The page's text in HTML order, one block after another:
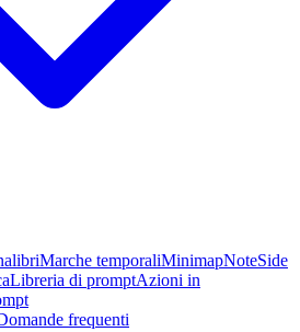
Marche temporaliMinimapNoteSide
Libreria di promptAzioni in
frequenti